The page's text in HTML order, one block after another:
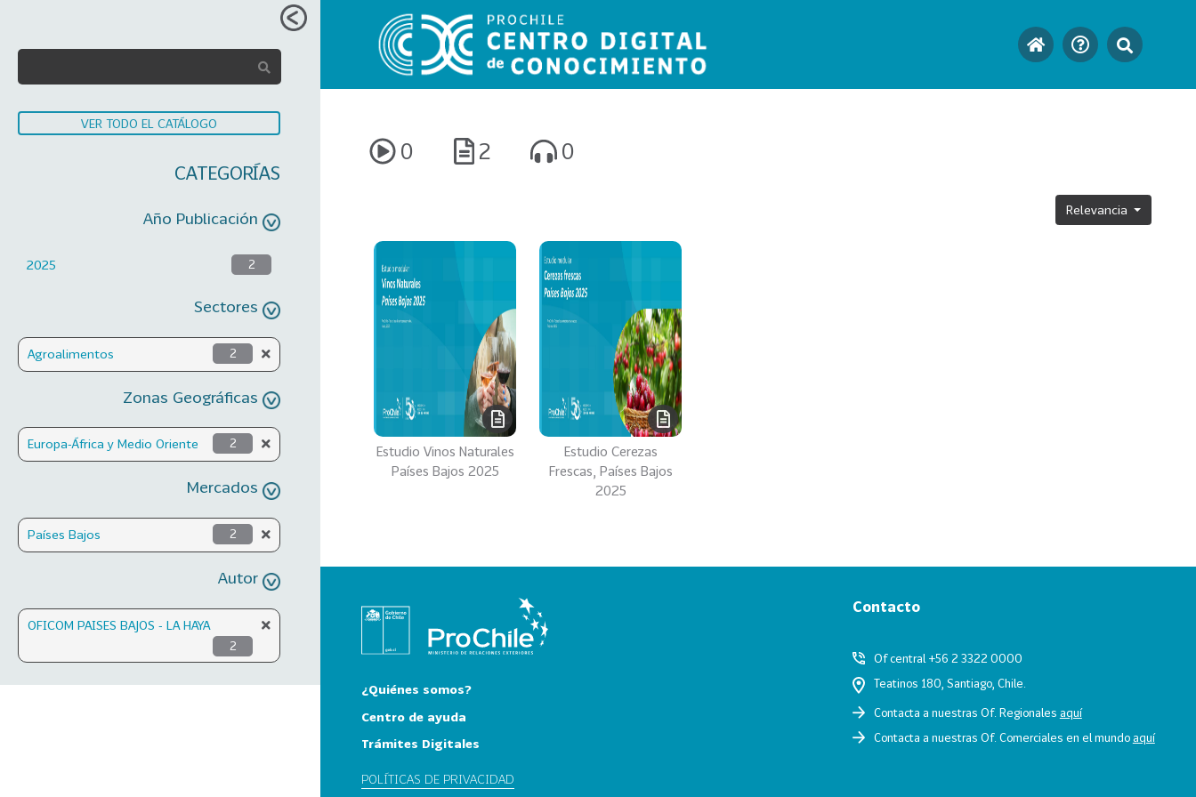
VER TODO EL CATÁLOGO
CATEGORÍAS
Año Publicación
2025 2
Sectores
Agroalimentos 2
Zonas Geográficas
Europa-África y Medio Oriente 2
Mercados
Países Bajos 2
Autor
OFICOM PAISES BAJOS - LA HAYA
2
0 2 0
Relevancia
Estudio Vinos Naturales
Países Bajos 2025
Estudio Cerezas
Frescas, Países Bajos
2025
¿Quiénes somos?
Centro de ayuda
Trámites Digitales
POLÍTICAS DE PRIVACIDAD
Contacto
Of central +56 2 3322 0000
Teatinos 180, Santiago, Chile.
Contacta a nuestras Of. Regionales aquí
Contacta a nuestras Of. Comerciales en el mundoaquí